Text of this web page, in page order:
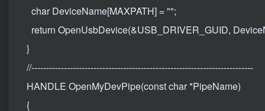
char DeviceName[MAXPATH] = "";
return OpenUsbDevice(&USB_DRIVER_GUID,
}
//---------------------------------------------------------------------------
HANDLE OpenMyDevPipe(const char *PipeName)
{